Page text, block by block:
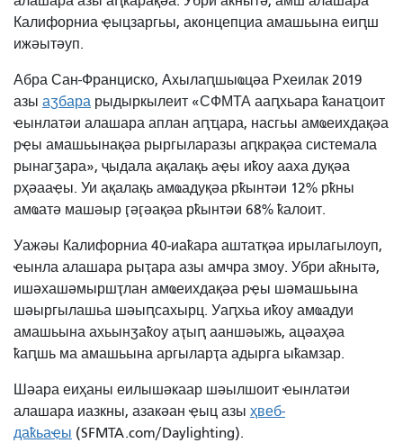
Калифорниа ҿыцзаргьы, аконцепциа амашьына еиԥш
ижәытәуп.
Абра Сан-Франциско, Ахылаԥшыҩцәа Рхеилак 2019
азы аӡбара рыдыркылеит «СФМТА ааԥхьара ҟанаҵоит
ҽынлатәи алашара аплан аԥҵара, насгьы амҩеихдақәа
рҿы амашьынақәа рыргыларазы аԥкрақәа системала
рынагӡара», ҷыдала ақалақь аҿы иҟоу ааха дуқәа
рҳәааҿы. Уи ақалақь амҩадуқәа рҟынтәи 12% рҟны
амҩатә машәыр ӷәӷәақәа рҟынтәи 68% ҟалоит.
Уажәы Калифорниа 40-иаҟара аштатқәа ирылагылоуп,
ҽынла алашара рыҭара азы амчра змоу. Убри аҟнытә,
ишәхашәмыршҭлан амҩеихдақәа рҿы шәмашьына
шәыргылашьа шәыԥсахырц. Уаԥхьа иҟоу амҩадуи
амашьына ахьынӡаҟоу аҭыԥ ааншәыжь, ацәаҳәа
ҟаԥшь ма амашьына аргыларҭа адырга ыҟамзар.
Шәара еиҳаны еилышәкаар шәылшоит ҽынлатәи
алашара иазкны, азакәан ҿыц азы ҳвеб-
даҟьаҿы (SFMTA.com/Daylighting).